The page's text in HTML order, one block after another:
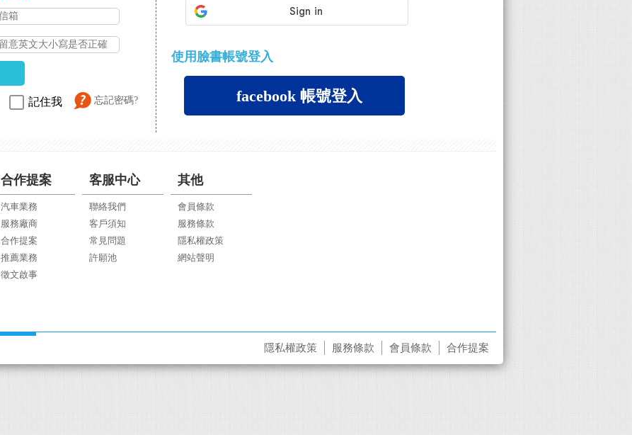
忘記密碼?
記住我
使用臉書帳號登入
facebook 帳號登入
合作提案
汽車業務
服務廠商
合作提案
推薦業務
徵文啟事
客服中心
聯絡我們
客戶須知
常見問題
許願池
其他
會員條款
服務條款
隱私權政策
網站聲明
合作提案
會員條款
服務條款
隱私權政策